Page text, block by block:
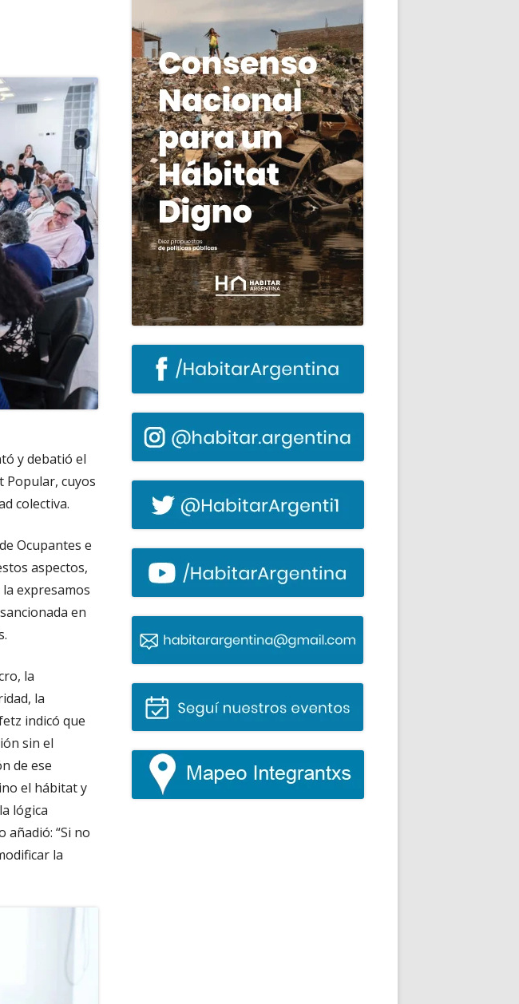
el Proyecto de Ley Nacional de Producción Autogestionaria de Hábitat Popular
y debatió el
Popular, cuyos
colectiva.
Ocupantes e
aspectos,
expresamos
en
la
la
indicó que
sin el
de ese
el hábitat y
lógica
añadió: “Si no
la
principal